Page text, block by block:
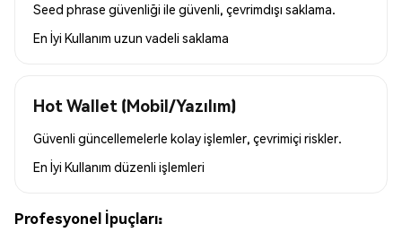
Seed phrase güvenliği ile güvenli, çevrimdışı saklama.
En İyi Kullanım uzun vadeli saklama
Hot Wallet (Mobil/Yazılım)
Güvenli güncellemelerle kolay işlemler, çevrimiçi riskler.
En İyi Kullanım düzenli işlemleri
Profesyonel İpuçları: